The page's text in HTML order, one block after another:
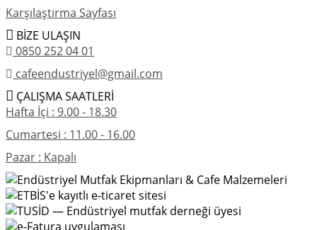
Karşılaştırma Sayfası
BİZE ULAŞIN
0850 252 04 01
cafeendustriyel@gmail.com
ÇALIŞMA SAATLERİ
Hafta İçi : 9.00 - 18.30
Cumartesi : 11.00 - 16.00
Pazar : Kapalı